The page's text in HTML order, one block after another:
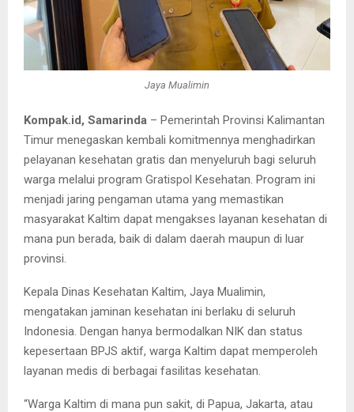
Jaya Mualimin
Kompak.id, Samarinda – Pemerintah Provinsi Kalimantan
Timur menegaskan kembali komitmennya menghadirkan
pelayanan kesehatan gratis dan menyeluruh bagi seluruh
warga melalui program Gratispol Kesehatan. Program ini
menjadi jaring pengaman utama yang memastikan
masyarakat Kaltim dapat mengakses layanan kesehatan di
mana pun berada, baik di dalam daerah maupun di luar
provinsi.
Kepala Dinas Kesehatan Kaltim, Jaya Mualimin,
mengatakan jaminan kesehatan ini berlaku di seluruh
Indonesia. Dengan hanya bermodalkan NIK dan status
kepesertaan BPJS aktif, warga Kaltim dapat memperoleh
layanan medis di berbagai fasilitas kesehatan.
“Warga Kaltim di mana pun sakit, di Papua, Jakarta, atau